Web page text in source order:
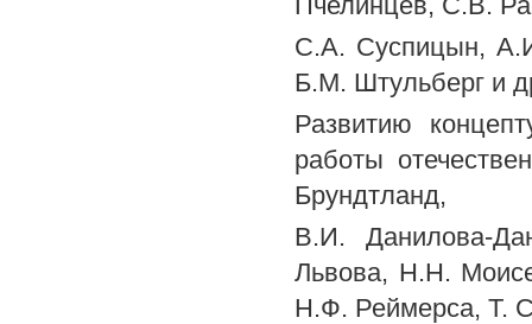
C.А. Суспицын,
Б.М. Штульберг и
Развитию
работы
Брундтланд,
B.И. Данилова-
Львова, H.H.
Н.Ф. Реймерса, Т.